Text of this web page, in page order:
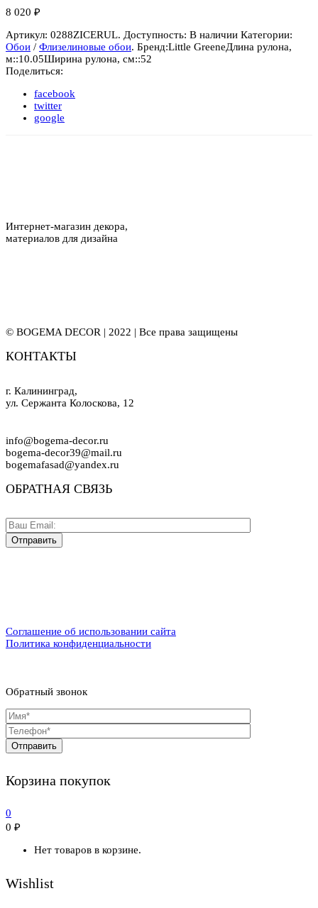
Greene
0288ZICERUL
коллекции
20th
Century
8 020 ₽
Артикул: 0288ZICERUL. Доступность: В наличии Категории:
Обои / Флизелиновые обои. Бренд:Little GreeneДлина рулона,
м::10.05Ширина рулона, см::52
Поделиться:
facebook
twitter
google
Интернет-магазин декора,
материалов для дизайна
© BOGEMA DECOR | 2022 | Все права защищены
КОНТАКТЫ
г. Калининград,
ул. Сержанта Колоскова, 12
info@bogema-decor.ru
bogema-decor39@mail.ru
bogemafasad@yandex.ru
ОБРАТНАЯ СВЯЗЬ
Соглашение об использовании сайта
Политика конфиденциальности
Обратный звонок
Корзина покупок
0
0 ₽
Нет товаров в корзине.
Wishlist